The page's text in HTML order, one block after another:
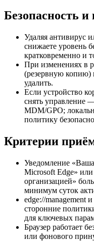
Безопасность
Удаляя антивирус
снижаете уровень
кратковременно и
При изменениях в
(резервную копию)
удалить.
Если устройство
снять управление
MDM/GPO;
политику
Критерии
Уведомление
Microsoft Edge» или
организацией»
минимум суток
edge://management
сторонние
для ключевых
Браузер работает
или фонового